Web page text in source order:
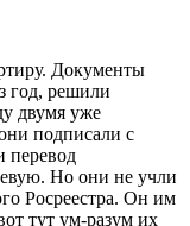
Документы
год, решили
двумя уже
подписали с
перевод
Но они не учли
Росреестра. Он им
тут ум-разум их